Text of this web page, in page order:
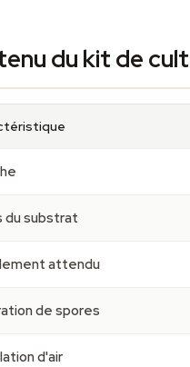
du kit de
du substrat
attendu
de spores
d'air